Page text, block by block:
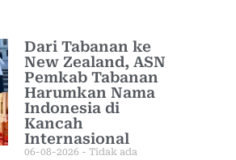
Dari Tabanan ke
New Zealand, ASN
Pemkab Tabanan
Harumkan Nama
Indonesia di
Kancah
Internasional
06-08-2026
Tidak ada